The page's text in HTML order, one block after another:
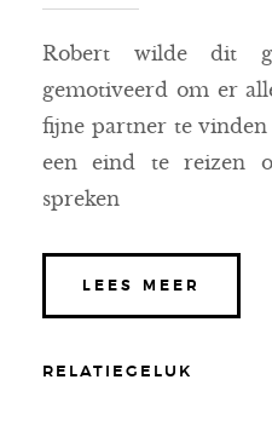
Robert wilde dit
gemotiveerd om er
fijne partner te vinden
een eind te reizen
spreken
LEES MEER
RELATIEGELUK